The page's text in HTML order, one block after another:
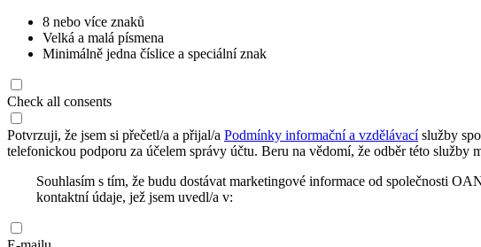
8 nebo více znaků
Velká a malá písmena
Minimálně jedna číslice a speciální znak
Check all consents
Potvrzuji, že jsem si přečetl/a a přijal/a Podmínky informační a vzdělávacíslužby
telefonickou podporu za účelem správy účtu. Beru na vědomí, že odběr této služby
Souhlasím s tím, že budu dostávat marketingové informace od společnosti
kontaktní údaje, jež jsem uvedl/a v: